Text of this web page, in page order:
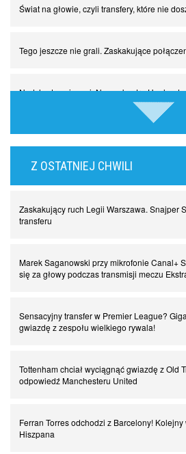
Świat na głowie, czyli transfery, które nie
Tego jeszcze nie grali. Zaskakujące
Nadchodzą giganci. Nunez kontra Haaland
Lewandowski kontra Bayern. Czy wilk
Piłkarz z numerem 47. Phil Foden i inne
Spadkowicze z Serie A. Komu powiemy
Powrót do Ekstraklasy. Kolejny sen Miedzi
Chłopak z pizzerii. Kim był zmarły Mino
Z OSTATNIEJ CHWILI
Zaskakujący ruch Legii Warszawa. Snajper
transferu
Marek Saganowski przy mikrofonie Canal+
się za głowy podczas transmisji meczu
Sensacyjny transfer w Premier League?
gwiazdę z zespołu wielkiego rywala!
Tottenham chciał wyciągnąć gwiazdę z Old
odpowiedź Manchesteru United
Ferran Torres odchodzi z Barcelony!
Hiszpana